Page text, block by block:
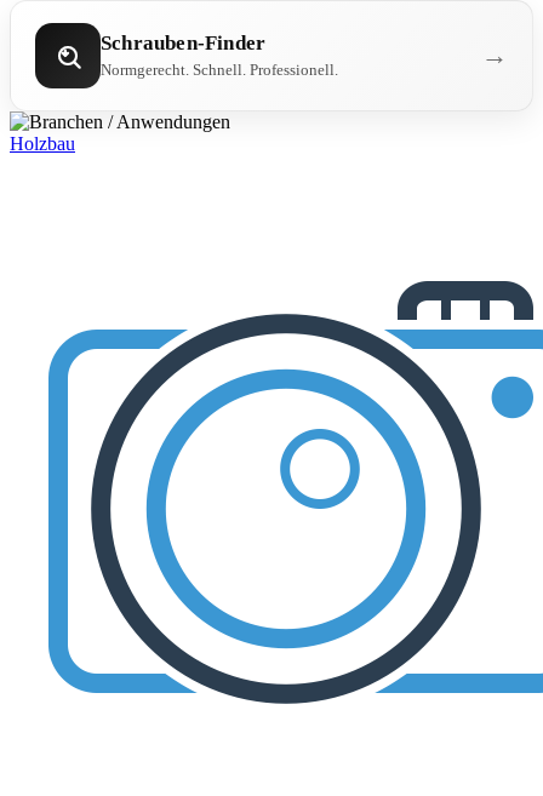
Schrauben-Finder
Normgerecht. Schnell. Professionell. →
Holzbau